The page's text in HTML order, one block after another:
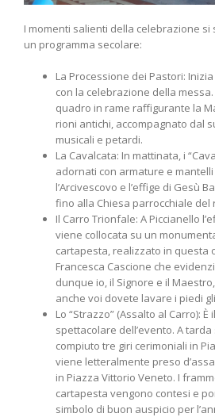
I momenti salienti della celebrazione
un programma secolare:
La Processione dei Pastori:
con la celebrazione della
quadro in rame raffigurante la
rioni antichi, accompagnato dal
musicali e petardi.
La Cavalcata: In mattinata, i
adornati con armature e
l’Arcivescovo e l’effige di Gesù
fino alla Chiesa parrocchiale del
Il Carro Trionfale: A Piccianello
viene collocata su un
cartapesta, realizzato in questa
Francesca Cascione che
dunque io, il Signore e il
anche voi dovete lavare i piedi
Lo “Strazzo” (Assalto al Carro):
spettacolare dell’evento. A
compiuto tre giri cerimoniali in
viene letteralmente preso
in Piazza Vittorio Veneto. I
cartapesta vengono contesi e
simbolo di buon auspicio per